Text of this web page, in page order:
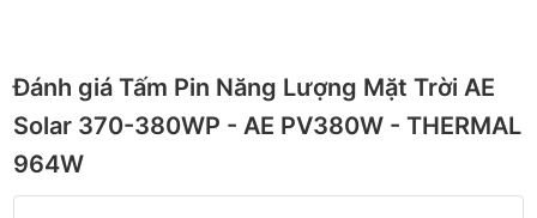
Đánh giá Tấm Pin Năng Lượng Mặt Trời AE
Solar 370-380WP - AE PV380W - THERMAL
964W